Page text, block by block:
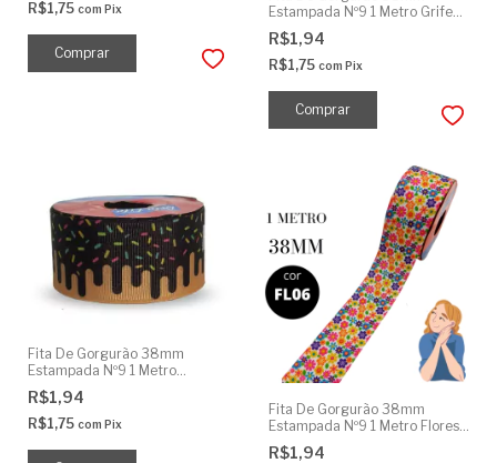
R$1,75 com Pix
Estampada Nº9 1 Metro Grife
Listrada
R$1,94
R$1,75 com Pix
Fita De Gorgurão 38mm
Estampada Nº9 1 Metro
Cobertura Chocolate
R$1,94
R$1,75 com Pix
Fita De Gorgurão 38mm
Estampada Nº9 1 Metro Flores
Pequenas
R$1,94